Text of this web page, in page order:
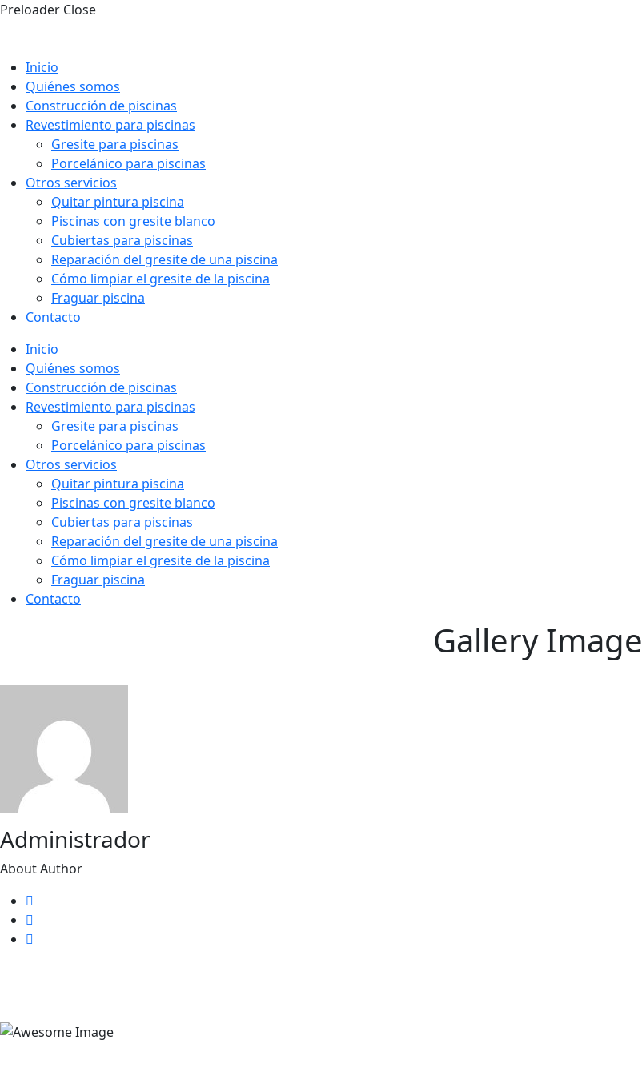
Preloader Close
Inicio
Quiénes somos
Construcción de piscinas
Revestimiento para piscinas
Gresite para piscinas
Porcelánico para piscinas
Otros servicios
Quitar pintura piscina
Piscinas con gresite blanco
Cubiertas para piscinas
Reparación del gresite de una piscina
Cómo limpiar el gresite de la piscina
Fraguar piscina
Contacto
Inicio
Quiénes somos
Construcción de piscinas
Revestimiento para piscinas
Gresite para piscinas
Porcelánico para piscinas
Otros servicios
Quitar pintura piscina
Piscinas con gresite blanco
Cubiertas para piscinas
Reparación del gresite de una piscina
Cómo limpiar el gresite de la piscina
Fraguar piscina
Contacto
Gallery Image
Administrador
About Author